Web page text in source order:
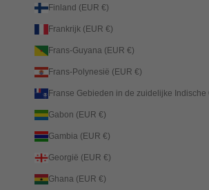
Finland (EUR €)
Frankrijk (EUR €)
Frans-Guyana (EUR €)
Frans-Polynesië (EUR €)
Gabon (EUR €)
Gambia (EUR €)
Georgië (EUR €)
Ghana (EUR €)